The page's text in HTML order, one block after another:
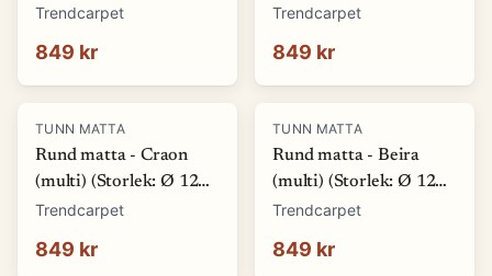
cm)
Trendcarpet
849 kr
cm)
Trendcarpet
849 kr
TUNN MATTA
Rund matta - Craon
(multi) (Storlek: Ø 120
cm)
Trendcarpet
849 kr
TUNN MATTA
Rund matta - Beira
(multi) (Storlek: Ø 120
cm)
Trendcarpet
849 kr